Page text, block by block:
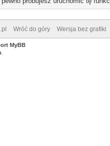
Wróć do góry Wersja bez grafiki
MyBB